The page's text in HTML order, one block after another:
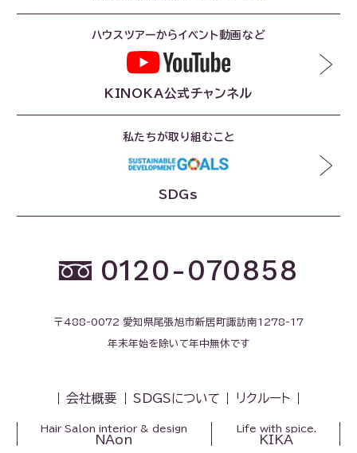
ハウスツアーからイベント動画など
KINOKA公式チャンネル
私たちが取り組むこと
SDGs
0120-070858
〒488-0072 愛知県尾張旭市新居町諏訪南1278-17
年末年始を除いて年中無休です
会社概要 SDGSについて リクルート
Hair Salon interior & design
NAon
Life with spice.
KIKA